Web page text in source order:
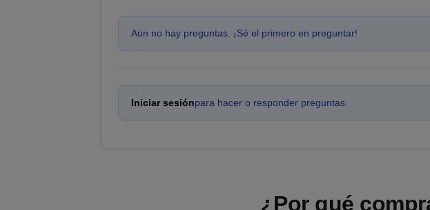
Aún no hay preguntas. ¡Sé el primero en preguntar!
Iniciar sesiónpara hacer o responder preguntas.
¿Por qué